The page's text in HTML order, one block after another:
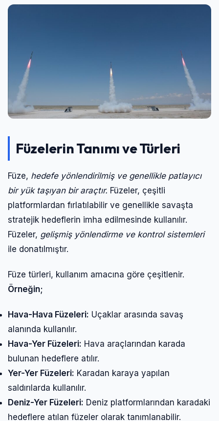
Füzelerin Tanımı ve Türleri
Füze, hedefe yönlendirilmiş ve genellikle patlayıcı
bir yük taşıyan bir araçtır. Füzeler, çeşitli
platformlardan fırlatılabilir ve genellikle savaşta
stratejik hedeflerin imha edilmesinde kullanılır.
Füzeler, gelişmiş yönlendirme ve kontrol sistemleri
ile donatılmıştır.
Füze türleri, kullanım amacına göre çeşitlenir.
Örneğin;
Hava-Hava Füzeleri: Uçaklar arasında savaş
alanında kullanılır.
Hava-Yer Füzeleri: Hava araçlarından karada
bulunan hedeflere atılır.
Yer-Yer Füzeleri: Karadan karaya yapılan
saldırılarda kullanılır.
Deniz-Yer Füzeleri: Deniz platformlarından karadaki
hedeflere atılan füzeler olarak tanımlanabilir.